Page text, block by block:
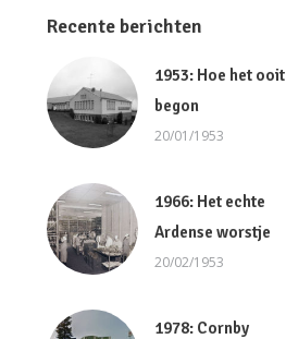
Recente berichten
1953: Hoe het ooit
begon
20/01/1953
1966: Het echte
Ardense worstje
20/02/1953
1978: Cornby